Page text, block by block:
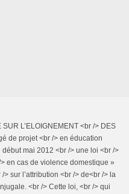
L’ELOIGNEMENT <br /> DES
de projet <br /> en éducation
mai 2012 <br /> une loi <br />
en cas de violence domestique »
sur l’attribution <br /> de<br /> la
<br /> Cette loi, <br /> qui